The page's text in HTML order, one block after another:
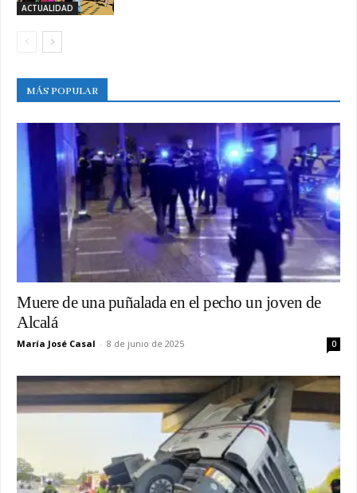
ACTUALIDAD
MÁS POPULAR
Muere de una puñalada en el pecho un joven de
Alcalá
María José Casal - 8 de junio de 2025 0